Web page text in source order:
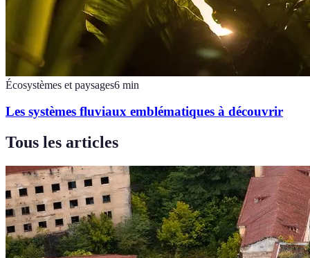
Écosystèmes et paysages6 min
Les systèmes fluviaux emblématiques à découvrir
Tous les articles